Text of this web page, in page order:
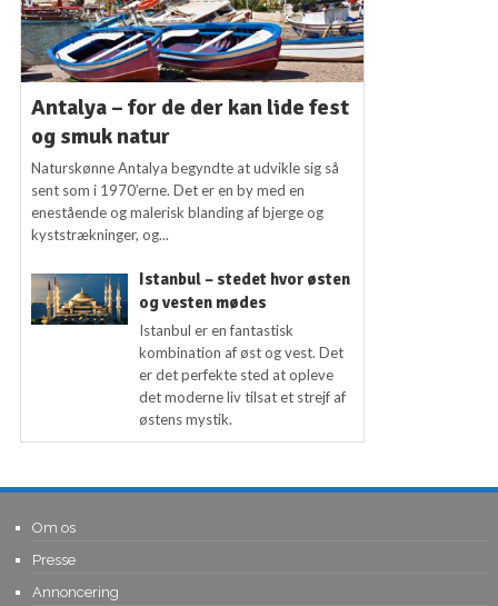
Antalya – for de der kan lide fest
og smuk natur
Naturskønne Antalya begyndte at udvikle sig så
sent som i 1970’erne. Det er en by med en
enestående og malerisk blanding af bjerge og
kyststrækninger, og...
Istanbul – stedet hvor østen
og vesten mødes
Istanbul er en fantastisk
kombination af øst og vest. Det
er det perfekte sted at opleve
det moderne liv tilsat et strejf af
østens mystik.
Om os
Presse
Annoncering